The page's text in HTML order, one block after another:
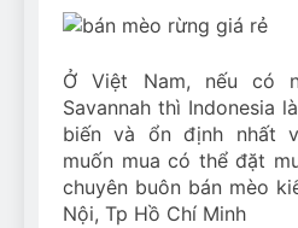
Ở Việt Nam, nếu có
Savannah thì Indonesia
biến và ổn định nhất
muốn mua có thể đặt
chuyên buôn bán mèo
Nội, Tp Hồ Chí Minh